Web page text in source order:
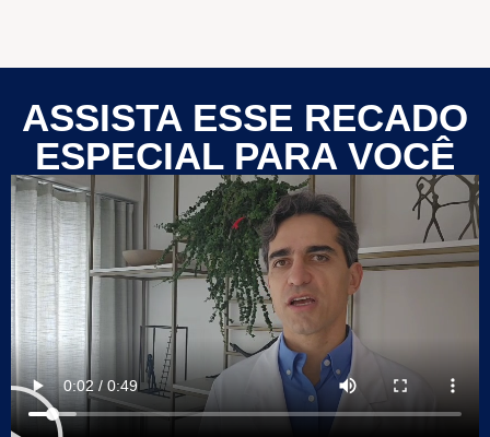
ASSISTA ESSE RECADO
ESPECIAL PARA VOCÊ